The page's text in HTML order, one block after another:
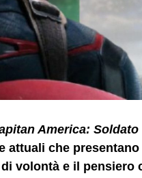
America: Soldato
attuali che
volontà e il pensiero